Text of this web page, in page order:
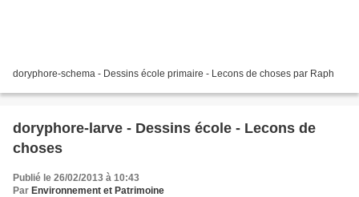
doryphore-schema - Dessins école primaire - Lecons de choses par Raph
doryphore-larve - Dessins école - Lecons de
choses
Publié le 26/02/2013 à 10:43
Par Environnement et Patrimoine